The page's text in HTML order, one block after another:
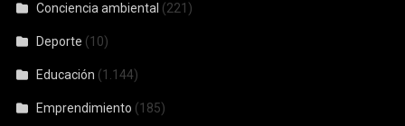
Conciencia ambiental (221)
Deporte (10)
Educación (1.144)
Emprendimiento (185)